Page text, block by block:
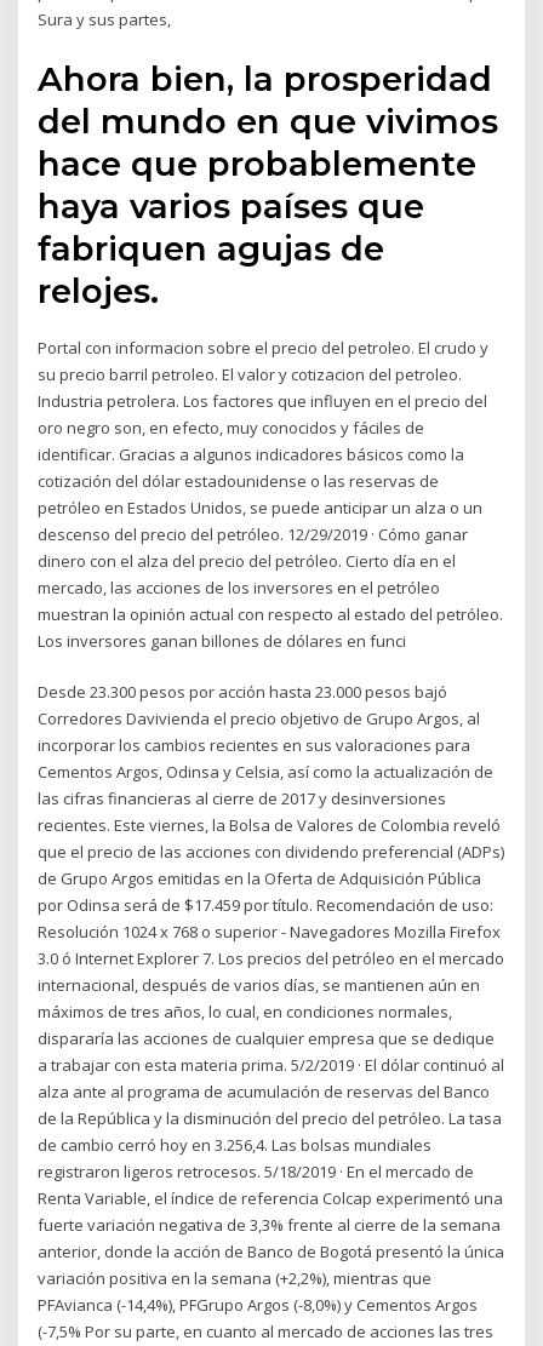
Sura y sus partes,
Ahora bien, la prosperidad
del mundo en que vivimos
hace que probablemente
haya varios países que
fabriquen agujas de
relojes.
Portal con informacion sobre el precio del petroleo. El crudo y
su precio barril petroleo. El valor y cotizacion del petroleo.
Industria petrolera. Los factores que influyen en el precio del
oro negro son, en efecto, muy conocidos y fáciles de
identificar. Gracias a algunos indicadores básicos como la
cotización del dólar estadounidense o las reservas de
petróleo en Estados Unidos, se puede anticipar un alza o un
descenso del precio del petróleo. 12/29/2019 · Cómo ganar
dinero con el alza del precio del petróleo. Cierto día en el
mercado, las acciones de los inversores en el petróleo
muestran la opinión actual con respecto al estado del petróleo.
Los inversores ganan billones de dólares en funci
Desde 23.300 pesos por acción hasta 23.000 pesos bajó
Corredores Davivienda el precio objetivo de Grupo Argos, al
incorporar los cambios recientes en sus valoraciones para
Cementos Argos, Odinsa y Celsia, así como la actualización de
las cifras financieras al cierre de 2017 y desinversiones
recientes. Este viernes, la Bolsa de Valores de Colombia reveló
que el precio de las acciones con dividendo preferencial (ADPs)
de Grupo Argos emitidas en la Oferta de Adquisición Pública
por Odinsa será de $17.459 por título. Recomendación de uso:
Resolución 1024 x 768 o superior - Navegadores Mozilla Firefox
3.0 ó Internet Explorer 7. Los precios del petróleo en el mercado
internacional, después de varios días, se mantienen aún en
máximos de tres años, lo cual, en condiciones normales,
dispararía las acciones de cualquier empresa que se dedique
a trabajar con esta materia prima. 5/2/2019 · El dólar continuó al
alza ante al programa de acumulación de reservas del Banco
de la República y la disminución del precio del petróleo. La tasa
de cambio cerró hoy en 3.256,4. Las bolsas mundiales
registraron ligeros retrocesos. 5/18/2019 · En el mercado de
Renta Variable, el índice de referencia Colcap experimentó una
fuerte variación negativa de 3,3% frente al cierre de la semana
anterior, donde la acción de Banco de Bogotá presentó la única
variación positiva en la semana (+2,2%), mientras que
PFAvianca (-14,4%), PFGrupo Argos (-8,0%) y Cementos Argos
(-7,5% Por su parte, en cuanto al mercado de acciones las tres